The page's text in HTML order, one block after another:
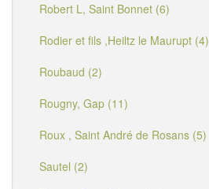
Robert L, Saint Bonnet (6)
Rodier et fils ,Heiltz le Maurupt (4)
Roubaud (2)
Rougny, Gap (11)
Roux , Saint André de Rosans (5)
Sautel (2)